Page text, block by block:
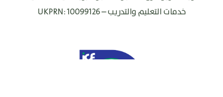
خدمات التعليم والتدريب –UKPRN: 10099126